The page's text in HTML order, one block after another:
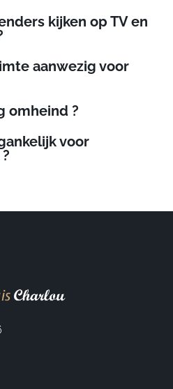
kijken op TV en
aanwezig voor
omheind ?
voor